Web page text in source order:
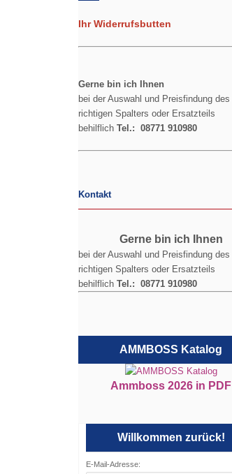
Ihr Widerrufsbutten
Gerne bin ich Ihnen
bei der Auswahl und Preisfindung des
richtigen Spalters oder Ersatzteils
behilflich Tel.: 08771 910980
Kontakt
Gerne bin ich Ihnen
bei der Auswahl und Preisfindung des
richtigen Spalters oder Ersatzteils
behilflich Tel.: 08771 910980
AMMBOSS Katalog
Ammboss 2026 in PDF
Willkommen zurück!
E-Mail-Adresse: